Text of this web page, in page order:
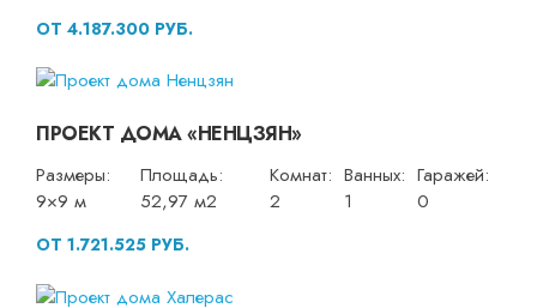
ОТ 4.187.300 РУБ.
ПРОЕКТ ДОМА «НЕНЦЗЯН»
Размеры:
9×9 м
Площадь:
52,97 м2
Комнат:
2
Ванных:
1
Гаражей:
0
ОТ 1.721.525 РУБ.